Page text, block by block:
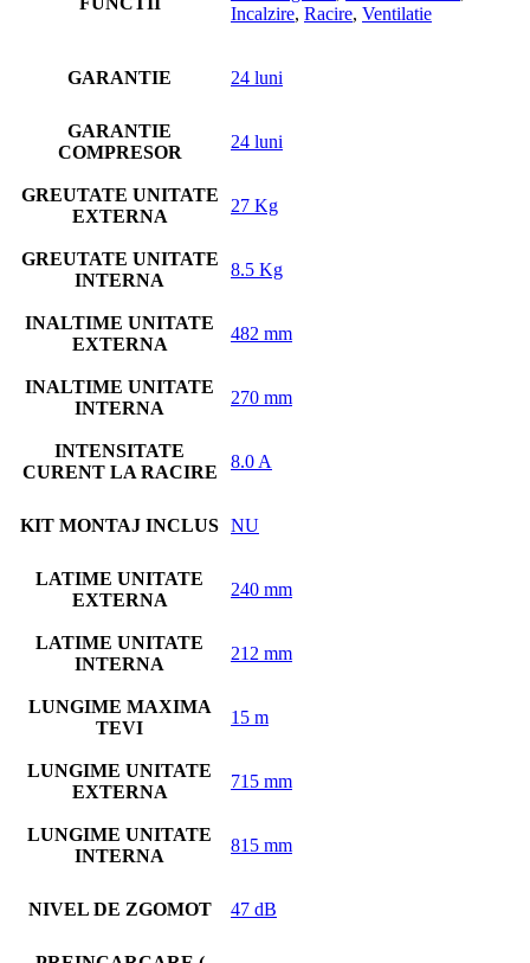
Incalzire, Racire, Ventilatie
GARANTIE 24 luni
GARANTIE
COMPRESOR
24 luni
GREUTATE UNITATE
EXTERNA
27 Kg
GREUTATE UNITATE
INTERNA
8.5 Kg
INALTIME UNITATE
EXTERNA
482 mm
INALTIME UNITATE
INTERNA
270 mm
INTENSITATE
CURENT LA RACIRE
8.0 A
KIT MONTAJ INCLUS NU
LATIME UNITATE
EXTERNA
240 mm
LATIME UNITATE
INTERNA
212 mm
LUNGIME MAXIMA
TEVI
15 m
LUNGIME UNITATE
EXTERNA
715 mm
LUNGIME UNITATE
INTERNA
815 mm
NIVEL DE ZGOMOT 47 dB